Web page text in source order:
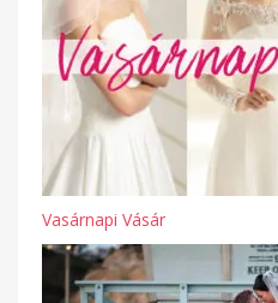
Vasárnapi Vásár